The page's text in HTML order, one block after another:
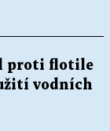
proti flotile
vodních